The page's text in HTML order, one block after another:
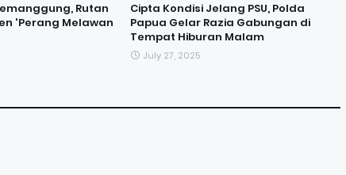
Rutan
'Perang Melawan
Cipta Kondisi Jelang PSU, Polda
Papua Gelar Razia Gabungan di
Tempat Hiburan Malam
July 27, 2025